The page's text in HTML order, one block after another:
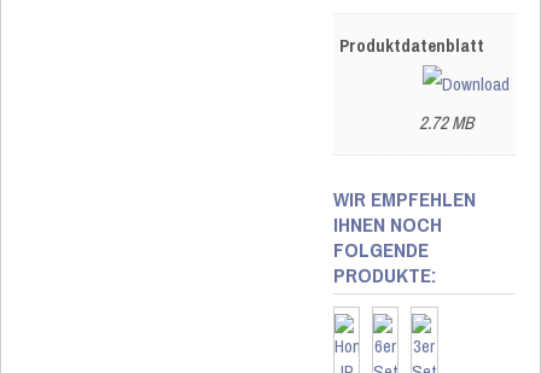
Produktdatenblatt
2.72 MB
WIR EMPFEHLEN
IHNEN NOCH
FOLGENDE
PRODUKTE: